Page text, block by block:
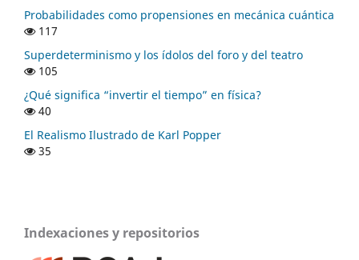
Probabilidades como propensiones en mecánica cuántica
117
Superdeterminismo y los ídolos del foro y del teatro
105
¿Qué significa “invertir el tiempo” en física?
40
El Realismo Ilustrado de Karl Popper
35
Indexaciones y repositorios